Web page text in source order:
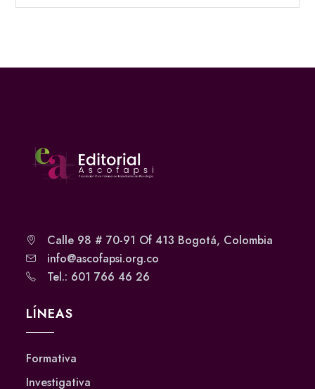
Calle 98 # 70-91 Of 413 Bogotá, Colombia
info@ascofapsi.org.co
Tel.: 601 766 46 26
LÍNEAS
Formativa
Investigativa